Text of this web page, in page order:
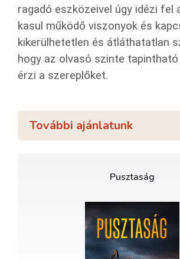
ragadó eszközeivel úgy idézi fel
kasul működő viszonyok és
kikerülhetetlen és átláthatatlan
hogy az olvasó szinte
érzi a szereplőket.
További ajánlatunk
Pusztaság